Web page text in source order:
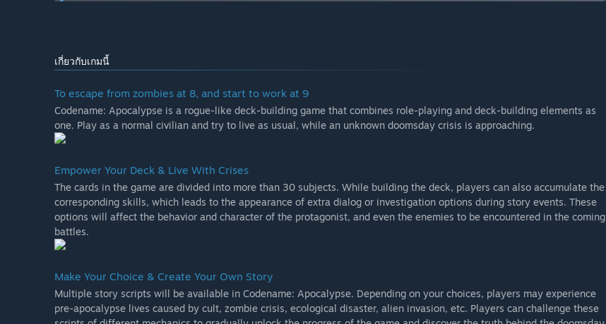
เกี่ยวกับเกมนี้
To escape from zombies at 8, and start to work at 9
Codename: Apocalypse is a rogue-like deck-building game that combines role-playing and deck-building elements as
one. Play as a normal civilian and try to live as usual, while an unknown doomsday crisis is approaching.
Empower Your Deck & Live With Crises
The cards in the game are divided into more than 30 subjects. While building the deck, players can also accumulate the
corresponding skills, which leads to the appearance of extra dialog or investigation options during story events. These
options will affect the behavior and character of the protagonist, and even the enemies to be encountered in the coming
battles.
Make Your Choice & Create Your Own Story
Multiple story scripts will be available in Codename: Apocalypse. Depending on your choices, players may experience
pre-apocalypse lives caused by cult, zombie crisis, ecological disaster, alien invasion, etc. Players can challenge these